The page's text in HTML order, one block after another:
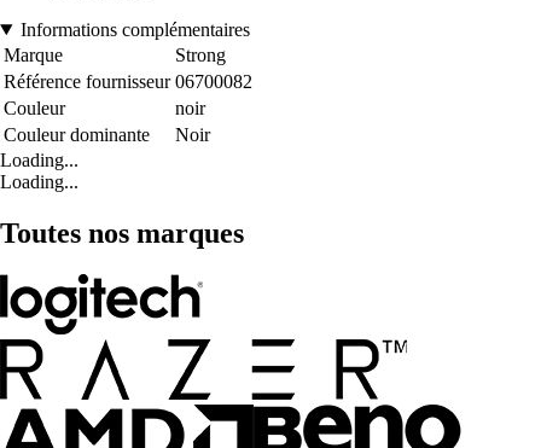
Informations complémentaires
Marque
Strong
Référence fournisseur 06700082
Couleur
noir
Couleur dominante
Noir
Loading...
Loading...
Toutes nos marques